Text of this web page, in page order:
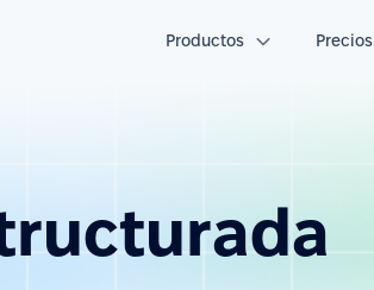
Productos Precios